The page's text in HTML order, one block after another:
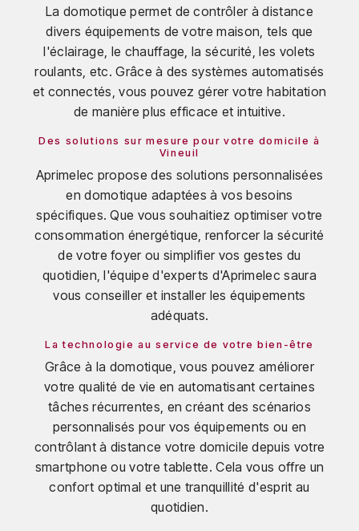
La domotique permet de contrôler à distance
divers équipements de votre maison, tels que
l'éclairage, le chauffage, la sécurité, les volets
roulants, etc. Grâce à des systèmes automatisés
et connectés, vous pouvez gérer votre habitation
de manière plus efficace et intuitive.
Des solutions sur mesure pour votre domicile à
Vineuil
Aprimelec propose des solutions personnalisées
en domotique adaptées à vos besoins
spécifiques. Que vous souhaitiez optimiser votre
consommation énergétique, renforcer la sécurité
de votre foyer ou simplifier vos gestes du
quotidien, l'équipe d'experts d'Aprimelec saura
vous conseiller et installer les équipements
adéquats.
La technologie au service de votre bien-être
Grâce à la domotique, vous pouvez améliorer
votre qualité de vie en automatisant certaines
tâches récurrentes, en créant des scénarios
personnalisés pour vos équipements ou en
contrôlant à distance votre domicile depuis votre
smartphone ou votre tablette. Cela vous offre un
confort optimal et une tranquillité d'esprit au
quotidien.